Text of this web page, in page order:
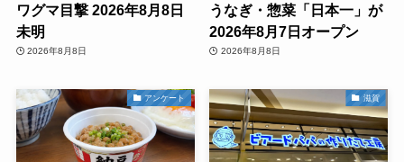
ワグマ目撃 2026年8月8日
未明
2026年8月8日
うなぎ・惣菜「日本一」が
2026年8月7日オープン
2026年8月8日
アンケート 滋賀